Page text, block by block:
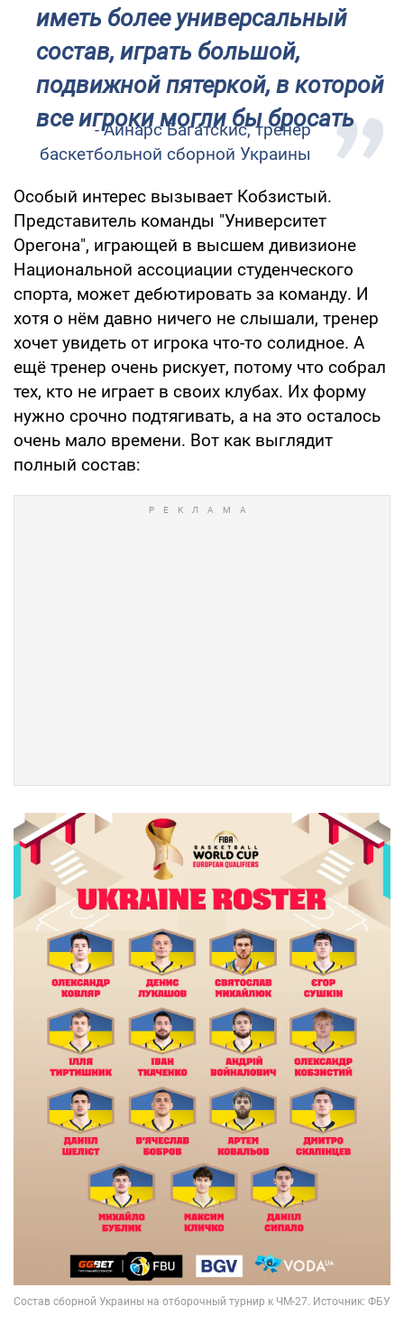
иметь более универсальный
состав, играть большой,
подвижной пятеркой, в которой
все игроки могли бы бросать
- Айнарс Багатскис, тренер
баскетбольной сборной Украины
Особый интерес вызывает Кобзистый.
Представитель команды "Университет
Орегона", играющей в высшем дивизионе
Национальной ассоциации студенческого
спорта, может дебютировать за команду. И
хотя о нём давно ничего не слышали, тренер
хочет увидеть от игрока что-то солидное. А
ещё тренер очень рискует, потому что собрал
тех, кто не играет в своих клубах. Их форму
нужно срочно подтягивать, а на это осталось
очень мало времени. Вот как выглядит
полный состав: